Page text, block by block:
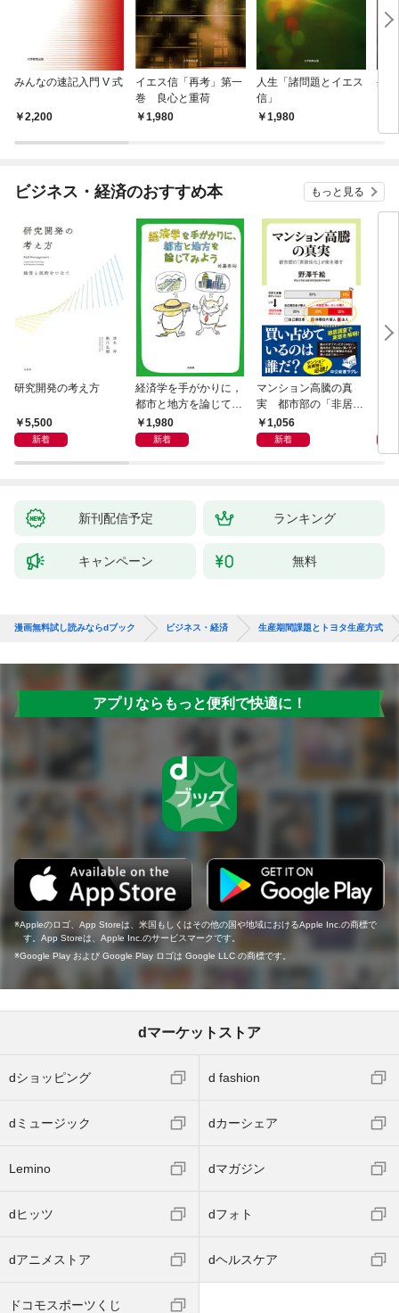
みんなの速記入門 V 式
2,200
イエス信「再考」第一
巻 良心と重荷
1,980
人生「諸問題とイエス
信」
1,980
生
ビジネス・経済のおすすめ本 もっと見る
研究開発の考え方
5,500
新着
経済学を手がかりに，
都市と地方を論じてみ
よう1,980
新着
マンション高騰の真
実 都市部の「非居住
化」が街を壊す
1,056
新着
イ
果
新刊配信予定 ランキング
キャンペーン 無料
漫画無料試し読みならdブック ビジネス・経済 生産期間課題とトヨタ生産方式
アプリならもっと便利で快適に！
Appleのロゴ、App Storeは、米国もしくはその他の国や地域におけるApple Inc.の商標で
す。App Storeは、Apple Inc.のサービスマークです。
Google Play および Google Play ロゴは Google LLC の商標です。
dマーケットストア
dショッピング d fashion
dミュージック dカーシェア
Lemino dマガジン
dヒッツ dフォト
dアニメストア dヘルスケア
ドコモスポーツくじ